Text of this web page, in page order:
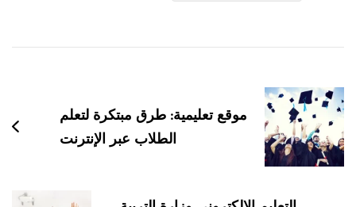
بين
التدوينات
موقع تعليمية: طرق مبتكرة لتعلم
الطلاب عبر الإنترنت